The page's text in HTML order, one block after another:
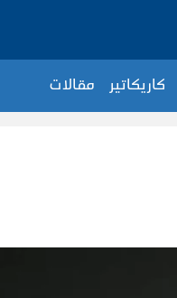
كاريكاتير مقالات